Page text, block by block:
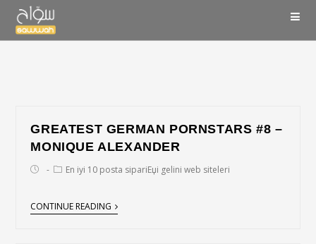
GREATEST GERMAN PORNSTARS #8 –
MONIQUE ALEXANDER
En iyi 10 posta sipariЕџi gelini web siteleri
CONTINUE READING